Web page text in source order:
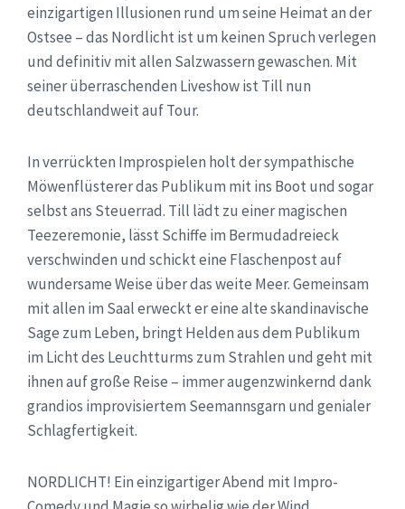
einzigartigen Illusionen rund um seine Heimat an der
Ostsee – das Nordlicht ist um keinen Spruch verlegen
und definitiv mit allen Salzwassern gewaschen. Mit
seiner überraschenden Liveshow ist Till nun
deutschlandweit auf Tour.
In verrückten Improspielen holt der sympathische
Möwenflüsterer das Publikum mit ins Boot und sogar
selbst ans Steuerrad. Till lädt zu einer magischen
Teezeremonie, lässt Schiffe im Bermudadreieck
verschwinden und schickt eine Flaschenpost auf
wundersame Weise über das weite Meer. Gemeinsam
mit allen im Saal erweckt er eine alte skandinavische
Sage zum Leben, bringt Helden aus dem Publikum
im Licht des Leuchtturms zum Strahlen und geht mit
ihnen auf große Reise – immer augenzwinkernd dank
grandios improvisiertem Seemannsgarn und genialer
Schlagfertigkeit.
NORDLICHT! Ein einzigartiger Abend mit Impro-